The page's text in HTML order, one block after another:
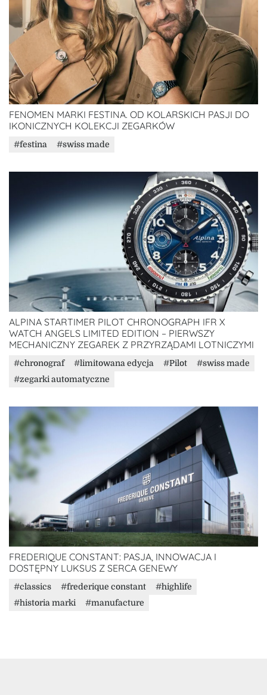
FENOMEN MARKI FESTINA. OD KOLARSKICH PASJI DO
IKONICZNYCH KOLEKCJI ZEGARKÓW
festina swiss made
ALPINA STARTIMER PILOT CHRONOGRAPH IFR X
WATCH ANGELS LIMITED EDITION – PIERWSZY
MECHANICZNY ZEGAREK Z PRZYRZĄDAMI LOTNICZYMI
chronograf limitowana edycja Pilot
swiss made
zegarki automatyczne
FREDERIQUE CONSTANT: PASJA, INNOWACJA I
DOSTĘPNY LUKSUS Z SERCA GENEWY
classics frederique constant
highlife
historia marki
manufacture